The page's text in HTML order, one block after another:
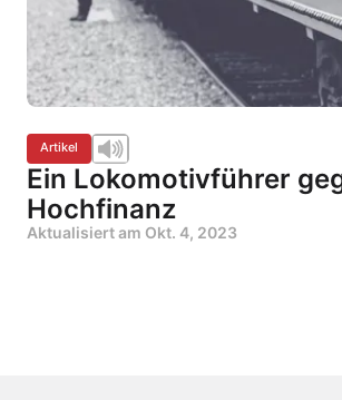
Artikel
Ein Lokomotivführer
Hochfinanz
Aktualisiert am Okt. 4, 2023